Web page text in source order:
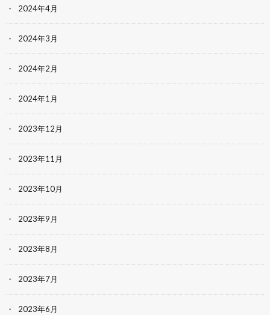
2024年4月
2024年3月
2024年2月
2024年1月
2023年12月
2023年11月
2023年10月
2023年9月
2023年8月
2023年7月
2023年6月